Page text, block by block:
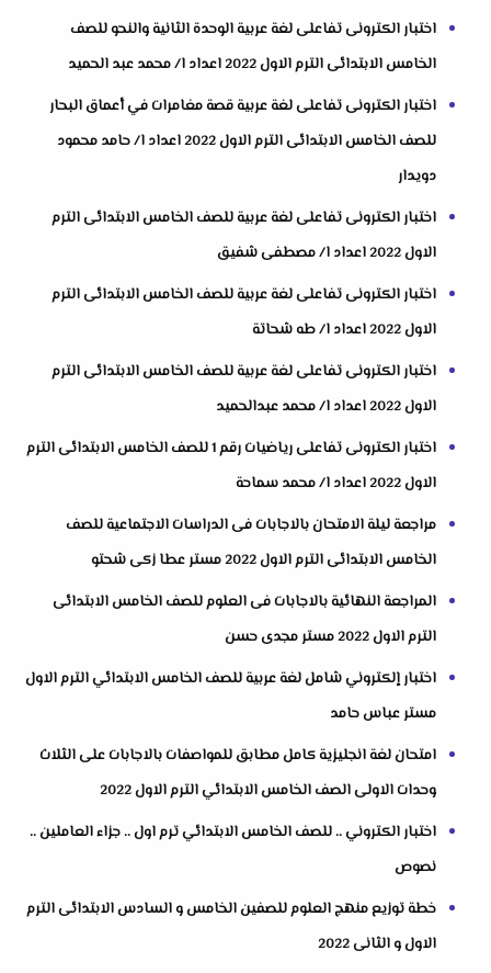
اختبار الكترونى تفاعلى لغة عربية الوحدة الثانية والنحو للصف
الخامس الابتدائى الترم الاول 2022 اعداد ا/ محمد عبد الحميد
اختبار الكترونى تفاعلى لغة عربية قصة مغامرات في أعماق البحار
للصف الخامس الابتدائى الترم الاول 2022 اعداد ا/ حامد محمود
دويدار
اختبار الكترونى تفاعلى لغة عربية للصف الخامس الابتدائى الترم
الاول 2022 اعداد ا/ مصطفى شفيق
اختبار الكترونى تفاعلى لغة عربية للصف الخامس الابتدائى الترم
الاول 2022 اعداد ا/ طه شحاتة
اختبار الكترونى تفاعلى لغة عربية للصف الخامس الابتدائى الترم
الاول 2022 اعداد ا/ محمد عبدالحميد
اختبار الكترونى تفاعلى رياضيات رقم 1 للصف الخامس الابتدائى الترم
الاول 2022 اعداد ا/ محمد سماحة
مراجعة ليلة الامتحان بالاجابات فى الدراسات الاجتماعية للصف
الخامس الابتدائى الترم الاول 2022 مستر عطا زكى شحتو
المراجعة النهائية بالاجابات فى العلوم للصف الخامس الابتدائى
الترم الاول 2022 مستر مجدى حسن
اختبار إلكتروني شامل لغة عربية للصف الخامس الابتدائي الترم الاول
مستر عباس حامد
امتحان لغة انجليزية كامل مطابق للمواصفات بالاجابات على الثلاث
وحدات الاولى الصف الخامس الابتدائي الترم الاول 2022
اختبار الكتروني .. للصف الخامس الابتدائي ترم اول .. جزاء العاملين ..
نصوص
خطة توزيع منهج العلوم للصفين الخامس و السادس الابتدائى الترم
الاول و الثانى 2022